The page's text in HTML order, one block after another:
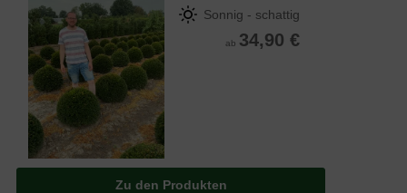
Sonnig - schattig
ab 34,90 €
Zu den Produkten